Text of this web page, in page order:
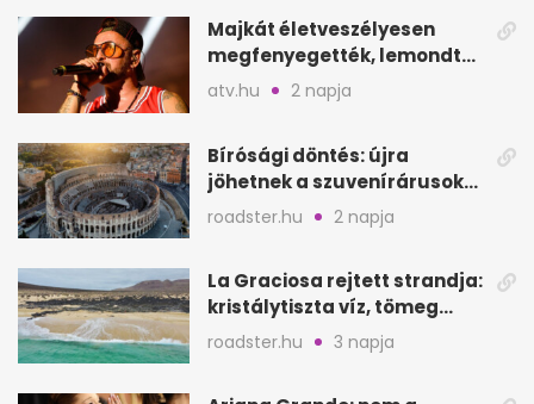
Majkát életveszélyesen
megfenyegették, lemondta
a sepsiszentgyörgyi
atv.hu 2 napja
Bírósági döntés: újra
jöhetnek a szuvenírárusok
Európa ikonikus helyére
roadster.hu 2 napja
La Graciosa rejtett strandja:
kristálytiszta víz, tömeg
nélkül
roadster.hu 3 napja